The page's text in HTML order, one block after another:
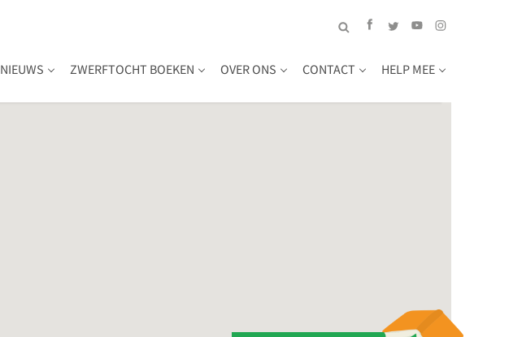
NIEUWS ZWERFTOCHT BOEKEN OVER ONS CONTACT HELP MEE